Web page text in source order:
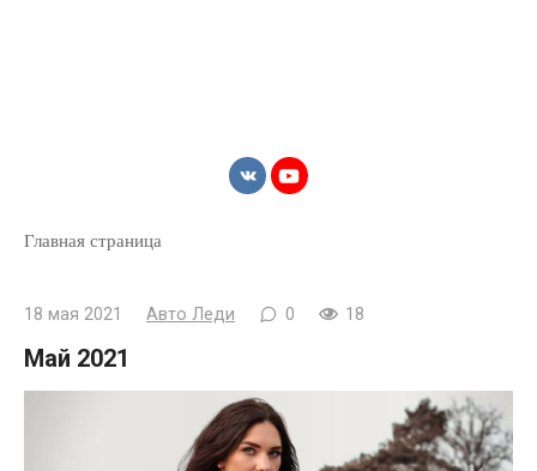
Главная страница
18 мая 2021 Авто Леди 0 18
Май 2021